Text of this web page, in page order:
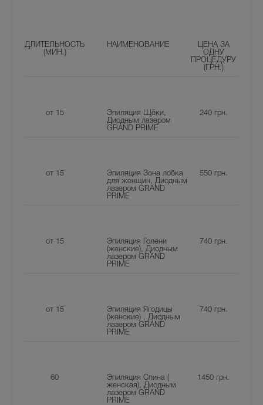
ДЛИТЕЛЬНОСТЬ
(МИН.)
НАИМЕНОВАНИЕ
ЦЕНА ЗА
ОДНУ
ПРОЦЕДУРУ
(ГРН.)
от 15
Эпиляция Щёки,
Диодным лазером
GRAND PRIME
240грн.
от 15
Эпиляция Зона лобка
для женщин, Диодным
лазером GRAND
PRIME
550грн.
от 15
Эпиляция Голени
(женские), Диодным
лазером GRAND
PRIME
740грн.
от 15
Эпиляция Ягодицы
(женские) , Диодным
лазером GRAND
PRIME
740грн.
60
Эпиляция Спина (
женская), Диодным
лазером GRAND
PRIME
1450 грн.